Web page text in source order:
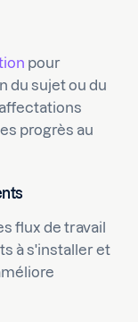
pour
du sujet ou du
progrès au
flux de travail
à s'installer et